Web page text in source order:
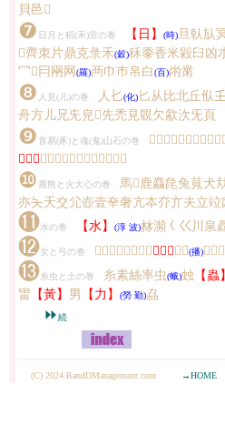
貝邑𨛜
❼ 日月と稻(禾)宮の巻 【日】 (時)旦倝㫃
𠧪齊朿片鼎克彔禾(穀)秝黍香米毇臼凶
冖𠔼冃㒳网 (羅)襾巾巿帛白(百)㡀黹
❽ 人見(儿)の巻 人𠤎(化) 匕从比北丘㐺
舟方儿兄兂皃𠑹先禿見覞欠㱃㳄旡頁
❾ 首易(豕)と魂(鬼)山石の巻
𦣻面丏首𥄉須彡彣文
【石】 長勿冄而豕㣇彑豚豸𤉡易象
❿ 鹿熊と火大心の巻 馬𢊁鹿麤㲋兔萈犬
亦夨夭交尣壺壹㚔奢亢夲夰亣夫立竝
⓫水の巻 【水】 (淳 波)沝瀕𡿨巜川泉
⓬女と弓の巻 𠃉不至西鹵鹽戶門 【耳】 𦣞手(播)𠦬女
⓭糸虫と土の巻 糸素絲率虫(蛾)䖵 【蟲】
畕 【黃】 男 【力】 (勞 勤)劦
⏩続
(C) 2024 RandDManagement.com →HOME